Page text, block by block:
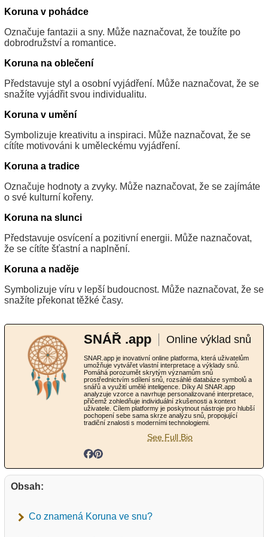
Koruna v pohádce
Označuje fantazii a sny. Může naznačovat, že toužíte po
dobrodružství a romantice.
Koruna na oblečení
Představuje styl a osobní vyjádření. Může naznačovat, že se
snažíte vyjádřit svou individualitu.
Koruna v umění
Symbolizuje kreativitu a inspiraci. Může naznačovat, že se
cítíte motivováni k uměleckému vyjádření.
Koruna a tradice
Označuje hodnoty a zvyky. Může naznačovat, že se zajímáte
o své kulturní kořeny.
Koruna na slunci
Představuje osvícení a pozitivní energii. Může naznačovat,
že se cítíte šťastní a naplnění.
Koruna a naděje
Symbolizuje víru v lepší budoucnost. Může naznačovat, že se
snažíte překonat těžké časy.
SNÁŘ .app Online výklad snů
SNAR.app je inovativní online platforma, která uživatelům
umožňuje vytvářet vlastní interpretace a výklady snů.
Pomáhá porozumět skrytým významům snů
prostřednictvím sdílení snů, rozsáhlé databáze symbolů a
snářů a využití umělé inteligence. Díky AI SNAR.app
analyzuje vzorce a navrhuje personalizované interpretace,
přičemž zohledňuje individuální zkušenosti a kontext
uživatele. Cílem platformy je poskytnout nástroje pro hlubší
pochopení sebe sama skrze analýzu snů, propojující
tradiční znalosti s moderními technologiemi.
See Full Bio
Obsah:
Co znamená Koruna ve snu?